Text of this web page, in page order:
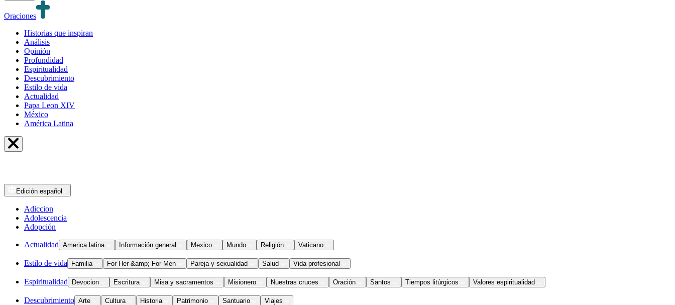
Oraciones
Historias que inspiran
Análisis
Opinión
Profundidad
Espiritualidad
Descubrimiento
Estilo de vida
Actualidad
Papa Leon XIV
México
América Latina
Edición español
Adiccion
Adolescencia
Adopción
Actualidad America latina Información general Mexico Mundo Religión Vaticano
Estilo de vida Familia For Her &amp; For Men Pareja y sexualidad Salud Vida profesional
Espiritualidad Devocion Escritura Misa y sacramentos Misionero Nuestras cruces Oración Santos Tiempos litúrgicos Valores espiritualidad
Descubrimiento Arte Cultura Historia Patrimonio Santuario Viajes